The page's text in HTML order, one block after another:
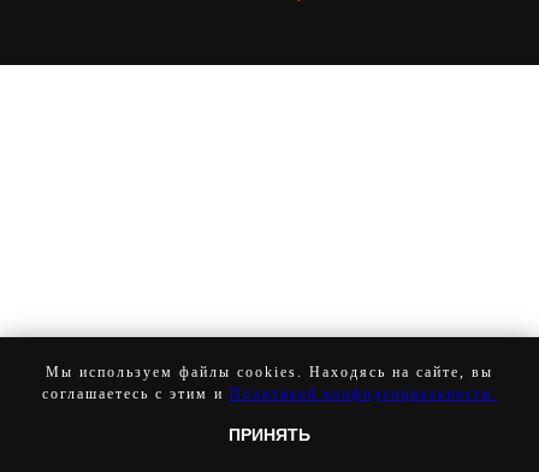
Мы используем файлы cookies. Находясь на сайте, вы
соглашаетесь с этим и Политикой конфиденциальности.
ПРИНЯТЬ